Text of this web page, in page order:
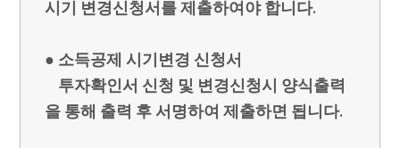
시기 변경신청서를 제출하여야 합니다.
● 소득공제 시기변경 신청서
투자확인서 신청 및 변경신청시 양식출력
을 통해 출력 후 서명하여 제출하면 됩니다.